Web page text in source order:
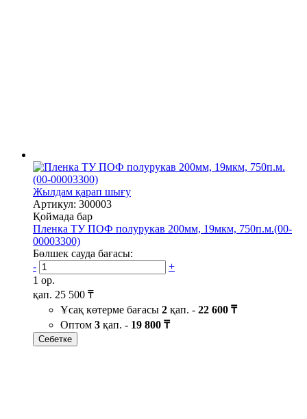
Жылдам қарап шығу
Артикул: 300003
Қоймада бар
Пленка ТУ ПОФ полурукав 200мм, 19мкм, 750п.м.(00-
00003300)
Бөлшек сауда бағасы:
-
+
1 ор.
қап. 25 500 ₸
Ұсақ көтерме бағасы 2 қап. - 22 600 ₸
Оптом 3 қап. - 19 800 ₸
Себетке